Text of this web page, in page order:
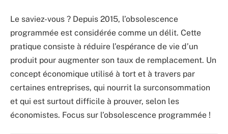
Le saviez-vous ? Depuis 2015, l’obsolescence
programmée est considérée comme un délit. Cette
pratique consiste à réduire l’espérance de vie d’un
produit pour augmenter son taux de remplacement. Un
concept économique utilisé à tort et à travers par
certaines entreprises, qui nourrit la surconsommation
et qui est surtout difficile à prouver, selon les
économistes. Focus sur l’obsolescence programmée !